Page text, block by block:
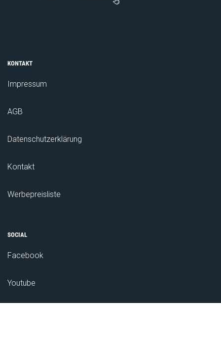
KONTAKT
Impressum
AGB
Datenschutzerklärung
Kontakt
Werbepreisliste
SOCIAL
Facebook
Youtube